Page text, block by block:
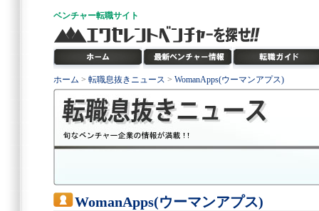
ベンチャー転職サイト
ホーム > 転職息抜きニュース > WomanApps(ウーマンアプス)
WomanApps(ウーマンアプス)